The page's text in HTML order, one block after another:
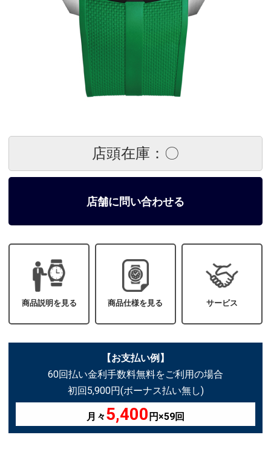
店頭在庫：〇
店舗に問い合わせる
商品説明を見る 商品仕様を見る サービス
【お支払い例】
60回払い金利手数料無料をご利用の場合
初回5,900円(ボーナス払い無し)
月々5,400 円×59回